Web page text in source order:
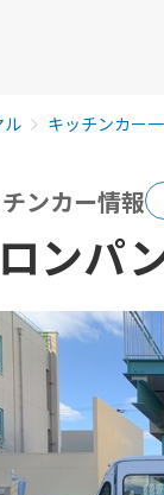
ル キッチンカー
ンカー情報
ンパ